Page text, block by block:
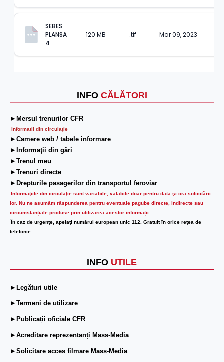
INFO CĂLĂTORI
►Mersul trenurilor CFR
Informatii din circulaţie
►Camere web / tabele informare
►Informaţii din gări
►Trenul meu
►Trenuri directe
►Drepturile pasagerilor din transportul feroviar
Informaţiile din circulaţie sunt variabile, valabile doar pentru data şi ora solicitării
lor. Nu ne asumăm răspunderea pentru eventuale pagube directe, indirecte sau
circumstanțiale produse prin utilizarea acestor informații.
În caz de urgenţe, apelaţi numărul european unic 112. Gratuit în orice reţea de
telefonie.
INFO UTILE
►Legături utile
►Termeni de utilizare
►Publicații oficiale CFR
►Acreditare reprezentanți Mass-Media
►Solicitare acces filmare Mass-Media
SEBES
PLANSA
4
120 MB .tif Mar 09, 2023